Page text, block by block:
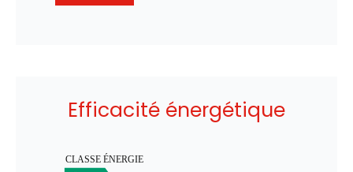
Efficacité énergétique